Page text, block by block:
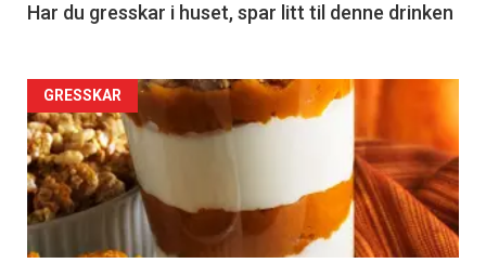
Har du gresskar i huset, spar litt til denne drinken
GRESSKAR